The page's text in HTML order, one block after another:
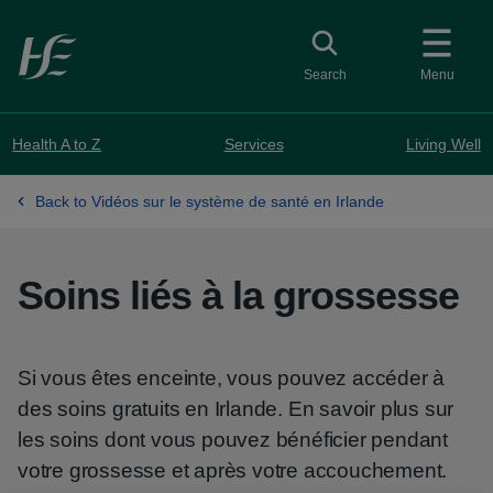
Skip to main content
Menu
Toggle search
Search
Health A to Z Services Living Well
Back to Vidéos sur le système de santé en Irlande
Soins liés à la grossesse
Si vous êtes enceinte, vous pouvez accéder à
des soins gratuits en Irlande. En savoir plus sur
les soins dont vous pouvez bénéficier pendant
votre grossesse et après votre accouchement.